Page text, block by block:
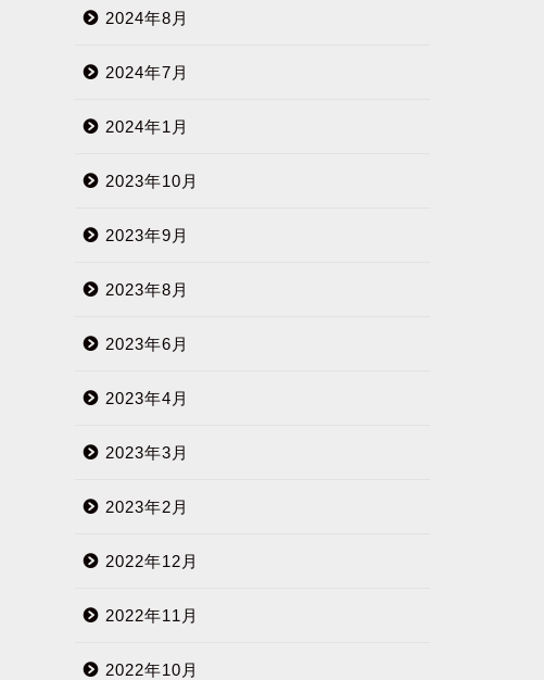
2024年8月
2024年7月
2024年1月
2023年10月
2023年9月
2023年8月
2023年6月
2023年4月
2023年3月
2023年2月
2022年12月
2022年11月
2022年10月